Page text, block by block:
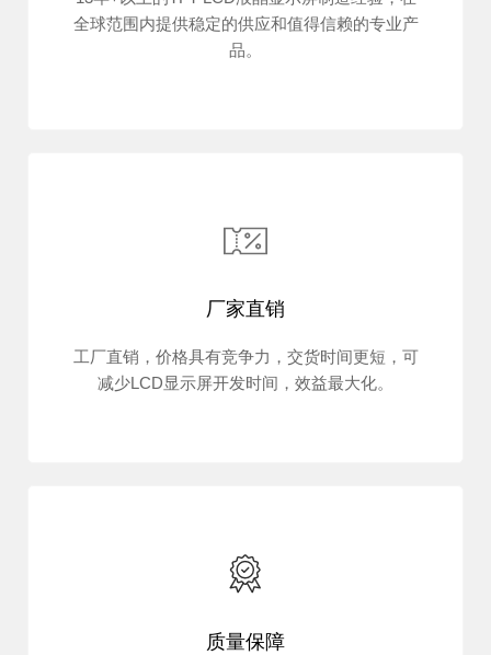
全球范围内提供稳定的供应和值得信赖的专业产
品。
厂家直销
工厂直销，价格具有竞争力，交货时间更短，可
减少LCD显示屏开发时间，效益最大化。
质量保障